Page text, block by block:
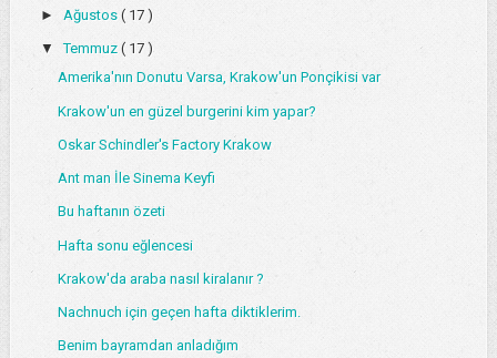
► Ağustos ( 17 )
▼Temmuz ( 17 )
Amerika'nın Donutu Varsa, Krakow'un Ponçikisi var
Krakow'un en güzel burgerini kim yapar?
Oskar Schindler's Factory Krakow
Ant man İle Sinema Keyfi
Bu haftanın özeti
Hafta sonu eğlencesi
Krakow'da araba nasıl kiralanır ?
Nachnuch için geçen hafta diktiklerim.
Benim bayramdan anladığım